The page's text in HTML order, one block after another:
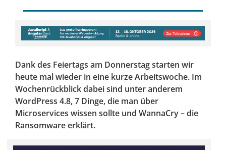
Dank des Feiertags am Donnerstag starten wir
heute mal wieder in eine kurze Arbeitswoche. Im
Wochenrückblick dabei sind unter anderem
WordPress 4.8, 7 Dinge, die man über
Microservices wissen sollte und WannaCry – die
Ransomware erklärt.